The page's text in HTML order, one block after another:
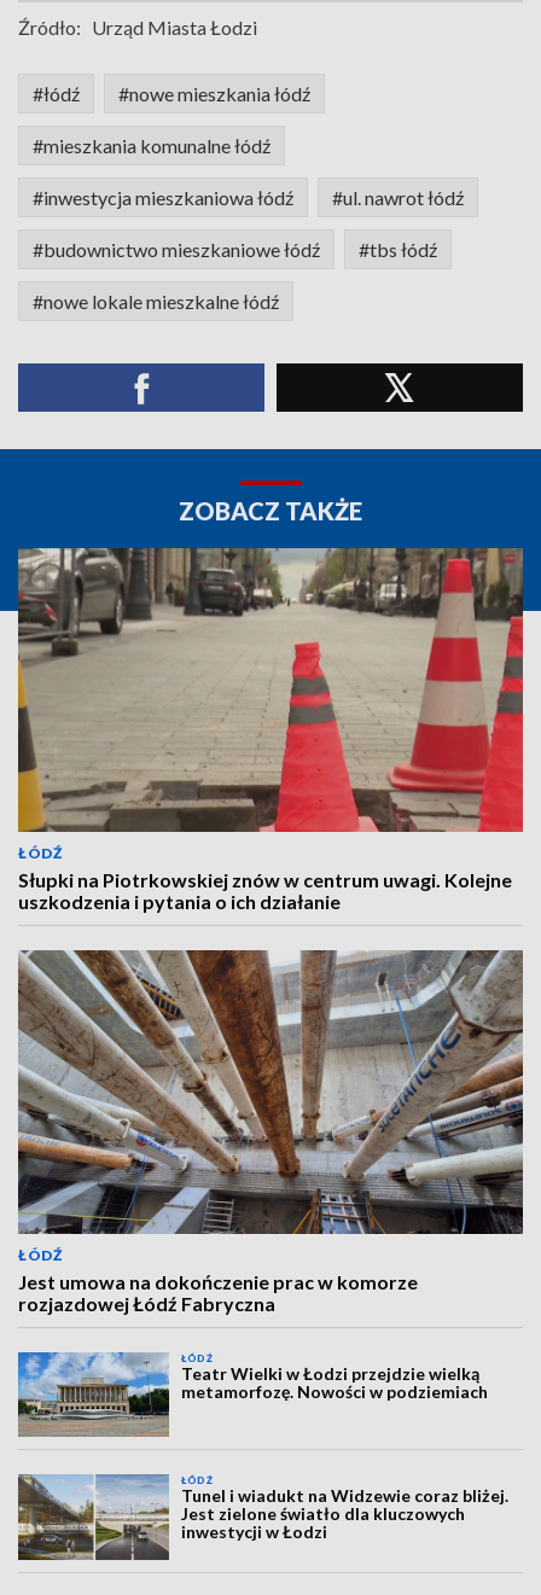
Źródło: Urząd Miasta Łodzi
#łódź #nowe mieszkania łódź
#mieszkania komunalne łódź
#inwestycja mieszkaniowa łódź #ul. nawrot łódź
#budownictwo mieszkaniowe łódź #tbs łódź
#nowe lokale mieszkalne łódź
ZOBACZ TAKŻE
ŁÓDŹ
Słupki na Piotrkowskiej znów w centrum uwagi. Kolejne
uszkodzenia i pytania o ich działanie
ŁÓDŹ
Jest umowa na dokończenie prac w komorze
rozjazdowej Łódź Fabryczna
ŁÓDŹ
Teatr Wielki w Łodzi przejdzie wielką
metamorfozę. Nowości w podziemiach
ŁÓDŹ
Tunel i wiadukt na Widzewie coraz bliżej.
Jest zielone światło dla kluczowych
inwestycji w Łodzi